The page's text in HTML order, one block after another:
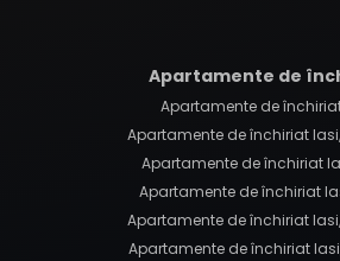
Apartamente de
Apartamente de
Apartamente de închiriat
Apartamente de închiriat
Apartamente de închiriat
Apartamente de închiriat
Apartamente de închiriat